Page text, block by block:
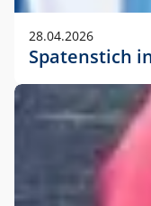
28.04.2026
Spatenstich